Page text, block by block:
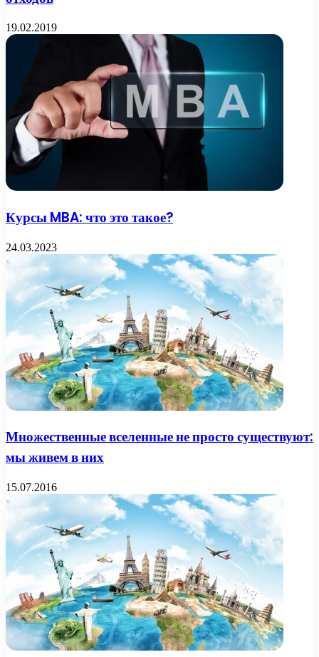
19.02.2019
Курсы MBA: что это такое?
24.03.2023
Множественные вселенные не просто существуют:
мы живем в них
15.07.2016